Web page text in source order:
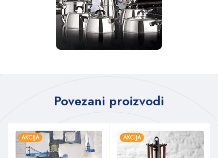
Povezani proizvodi
AKCIJA AKCIJA